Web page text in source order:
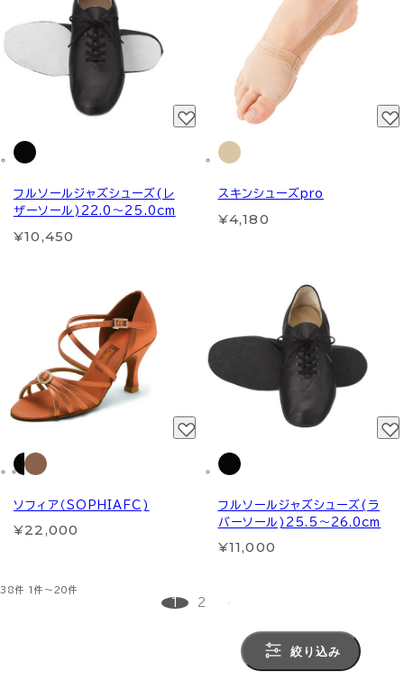
フルソールジャズシューズ(レ
ザーソール)22.0～25.0cm
¥10,450
スキンシューズpro
¥4,180
ソフィア（SOPHIAFC)
¥22,000
フルソールジャズシューズ(ラ
バーソール)25.5～26.0cm
¥11,000
38件 1件～20件
1 2
絞り込み